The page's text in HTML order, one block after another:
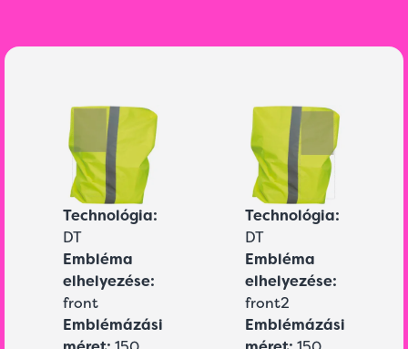
Technológia:
DT
Embléma
elhelyezése:
front
Emblémázási
Technológia:
DT
Embléma
elhelyezése:
front2
Emblémázási